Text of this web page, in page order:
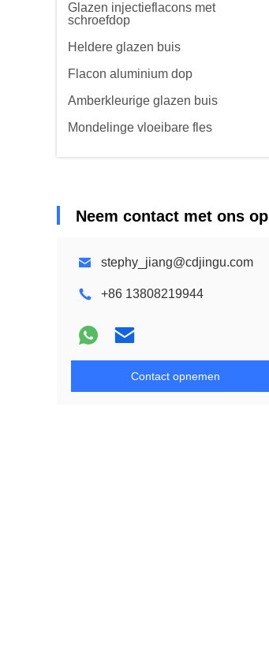
Glazen injectieflacons met
schroefdop
Heldere glazen buis
Flacon aluminium dop
Amberkleurige glazen buis
Mondelinge vloeibare fles
Neem contact met ons op
stephy_jiang@cdjingu.com
+86 13808219944
Contact opnemen